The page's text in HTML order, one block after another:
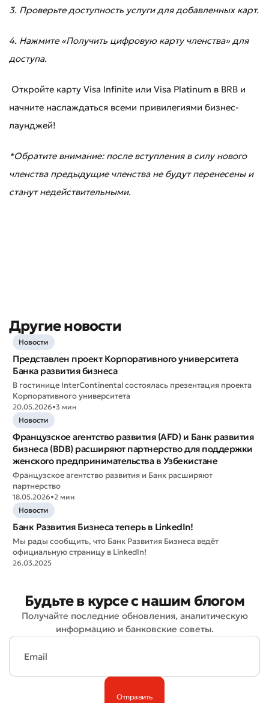
3. Проверьте доступность услуги для добавленных карт.
4. Нажмите «Получить цифровую карту членства» для
доступа.
Откройте карту Visa Infinite или Visa Platinum в BRB и
начните наслаждаться всеми привилегиями бизнес-
лаунджей!
*Обратите внимание: после вступления в силу нового
членства предыдущие членства не будут перенесены и
станут недействительными.
Другие новости
Новости
Представлен проект Корпоративного университета
Банка развития бизнеса
В гостинице InterContinental состоялась презентация проекта
Корпоративного университета
20.05.2026•3 мин
Новости
Французское агентство развития (AFD) и Банк развития
бизнеса (BDB) расширяют партнерство для поддержки
женского предпринимательства в Узбекистане
Французское агентство развития и Банк расширяют
партнерство
18.05.2026•2 мин
Новости
Банк Развития Бизнеса теперь в LinkedIn!
Мы рады сообщить, что Банк Развития Бизнеса ведёт
официальную страницу в LinkedIn!
26.03.2025
Будьте в курсе с нашим блогом
Получайте последние обновления, аналитическую
информацию и банковские советы.